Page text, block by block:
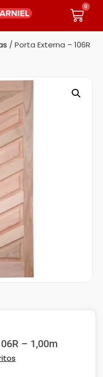
0
/ Porta Externa – 106R
– 1,00m